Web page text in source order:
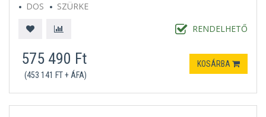
DOS
SZÜRKE
RENDELHETŐ
575 490 Ft
(453 141 FT + ÁFA)
KOSÁRBA